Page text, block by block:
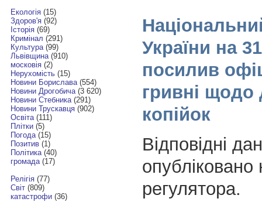
Екологія(15)
Здоров'я(92)
Історія(69)
Кримінал (291)
Культура(99)
Львівщина(910)
московія(2)
Нерухомість(15)
Новини Борислава(554)
Новини Дрогобича(3 620)
Новини Стебника(291)
Новини Трускавця(902)
Освіта(111)
Плітки(5)
Погода(15)
Позитив(1)
Політика(40)
громада(17)
Релігія(77)
Світ(809)
катастрофи(36)
України на
посилив
гривні щодо
копійок
Відповідні
опубліковано
регулятора.